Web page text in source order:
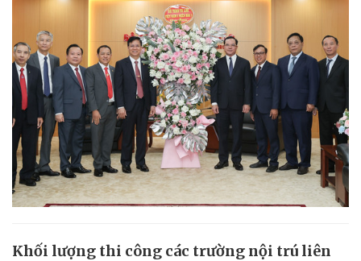
Khối lượng thi công các trường nội trú liên